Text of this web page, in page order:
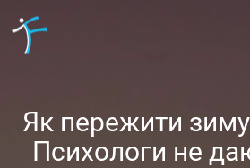
Як пережити
Психологи не